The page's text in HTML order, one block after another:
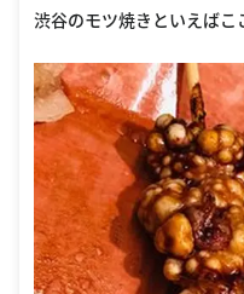
渋谷のモツ焼きといえばこ